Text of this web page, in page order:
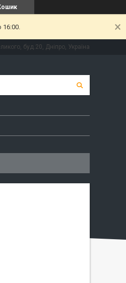
буд.20, Дніпро, Україна